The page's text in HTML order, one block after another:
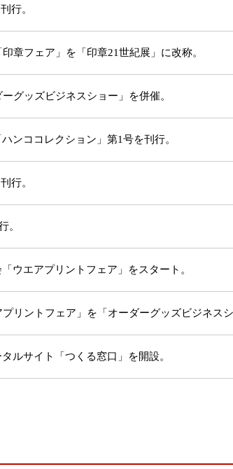
行。
章フェア」を「印章21世紀展」に改称。
グッズビジネスショー」を併催。
ンココレクション」第1号を刊行。
行。
。
ウエアプリントフェア」をスタート。
プリントフェア」を「オーダーグッズビジネス
ルサイト「つくる窓口」を開設。